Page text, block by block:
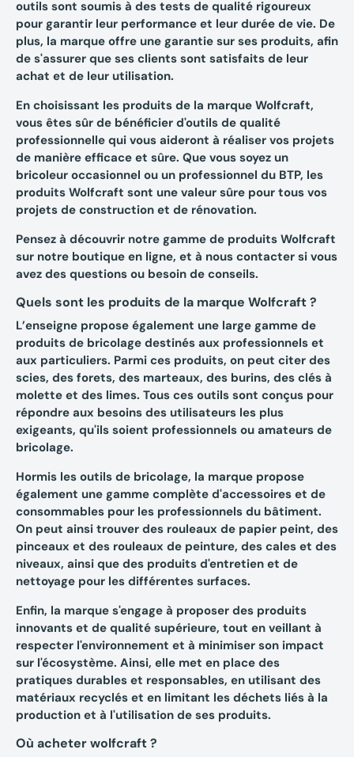
outils sont soumis à des tests de qualité rigoureux
pour garantir leur performance et leur durée de vie. De
plus, la marque offre une garantie sur ses produits, afin
de s'assurer que ses clients sont satisfaits de leur
achat et de leur utilisation.
En choisissant les produits de la marque Wolfcraft,
vous êtes sûr de bénéficier d'outils de qualité
professionnelle qui vous aideront à réaliser vos projets
de manière efficace et sûre. Que vous soyez un
bricoleur occasionnel ou un professionnel du BTP, les
produits Wolfcraft sont une valeur sûre pour tous vos
projets de construction et de rénovation.
Pensez à découvrir notre gamme de produits Wolfcraft
sur notre boutique en ligne, et à nous contacter si vous
avez des questions ou besoin de conseils.
Quels sont les produits de la marque Wolfcraft ?
L’enseigne propose également une large gamme de
produits de bricolage destinés aux professionnels et
aux particuliers. Parmi ces produits, on peut citer des
scies, des forets, des marteaux, des burins, des clés à
molette et des limes. Tous ces outils sont conçus pour
répondre aux besoins des utilisateurs les plus
exigeants, qu'ils soient professionnels ou amateurs de
bricolage.
Hormis les outils de bricolage, la marque propose
également une gamme complète d'accessoires et de
consommables pour les professionnels du bâtiment.
On peut ainsi trouver des rouleaux de papier peint, des
pinceaux et des rouleaux de peinture, des cales et des
niveaux, ainsi que des produits d'entretien et de
nettoyage pour les différentes surfaces.
Enfin, la marque s'engage à proposer des produits
innovants et de qualité supérieure, tout en veillant à
respecter l'environnement et à minimiser son impact
sur l'écosystème. Ainsi, elle met en place des
pratiques durables et responsables, en utilisant des
matériaux recyclés et en limitant les déchets liés à la
production et à l'utilisation de ses produits.
Où acheter wolfcraft ?